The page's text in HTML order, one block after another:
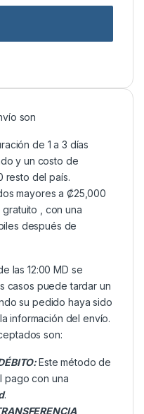
son
de 1 a 3 días
y un costo de
resto del país.
mayores a ₡25,000
, con una
después de
las 12:00 MD se
casos puede tardar un
su pedido haya sido
información del envío.
son:
Este método de
pago con una
.